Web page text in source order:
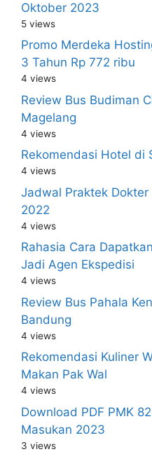
Oktober 2023
5 views
Promo Merdeka
3 Tahun Rp 772 ribu
4 views
Review Bus Budiman
Magelang
4 views
Rekomendasi Hotel di
4 views
Jadwal Praktek Dokter
2022
4 views
Rahasia Cara
Jadi Agen Ekspedisi
4 views
Review Bus Pahala
Bandung
4 views
Rekomendasi Kuliner
Makan Pak Wal
4 views
Download PDF PMK
Masukan 2023
3 views